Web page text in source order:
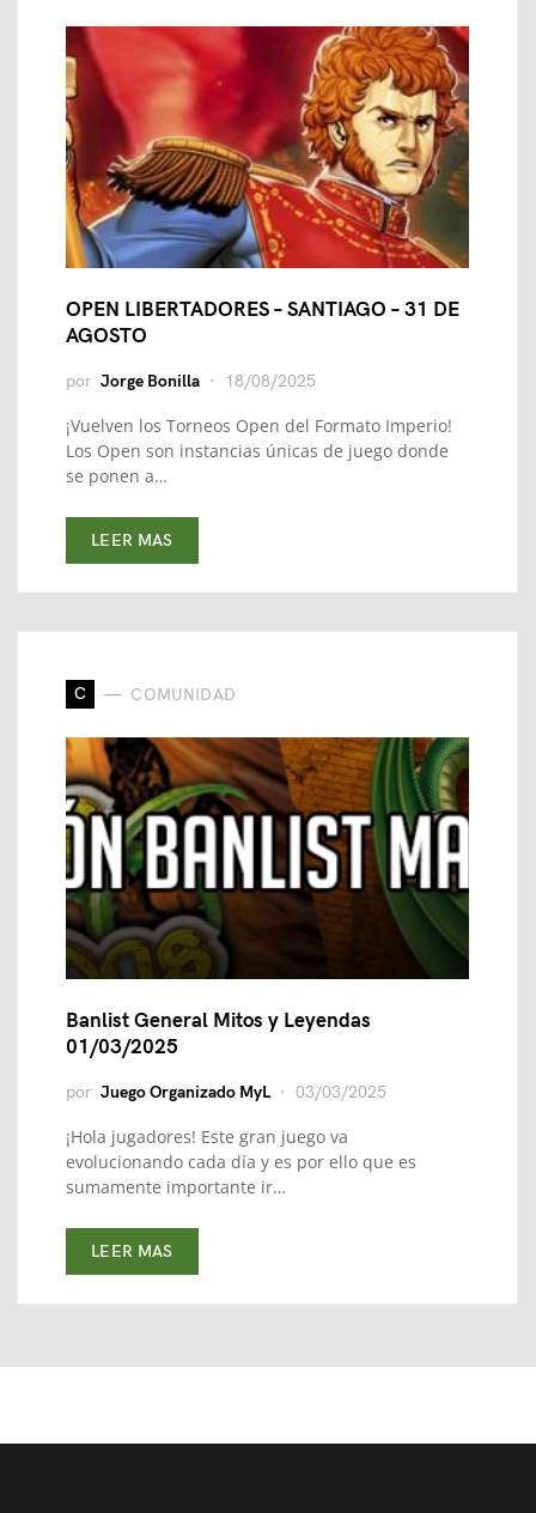
OPEN LIBERTADORES – SANTIAGO – 31 DE
AGOSTO
por Jorge Bonilla 18/08/2025
¡Vuelven los Torneos Open del Formato Imperio!
Los Open son instancias únicas de juego donde
se ponen a…
LEER MAS
C COMUNIDAD
Banlist General Mitos y Leyendas
01/03/2025
por Juego Organizado MyL 03/03/2025
¡Hola jugadores! Este gran juego va
evolucionando cada día y es por ello que es
sumamente importante ir…
LEER MAS